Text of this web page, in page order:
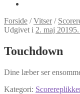
Forside /Vitser/
Udgivet i 2. maj 2019
Touchdown
Dine læber ser
Kategori: